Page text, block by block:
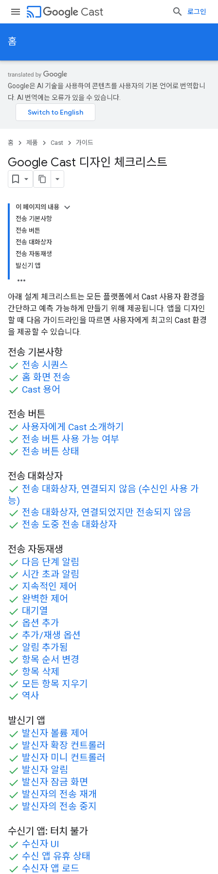
cast Cast 로그인
홈
Google은 AI 기술을 사용하여 콘텐츠를 사용자의 기본 언어로 번역합니
다. AI 번역에는 오류가 있을 수 있습니다.
홈 제품 Cast 가이드
Google Cast 디자인 체크리스트
이 페이지의 내용
전송 기본사항
전송 버튼
전송 대화상자
전송 자동재생
발신기 앱
아래 설계 체크리스트는 모든 플랫폼에서 Cast 사용자 환경을
간단하고 예측 가능하게 만들기 위해 제공됩니다. 앱을 디자인
할 때 다음 가이드라인을 따르면 사용자에게 최고의 Cast 환경
을 제공할 수 있습니다.
전송 기본사항
전송 시퀀스
홈 화면 전송
Cast 용어
전송 버튼
사용자에게 Cast 소개하기
전송 버튼 사용 가능 여부
전송 버튼 상태
전송 대화상자
전송 대화상자, 연결되지 않음 (수신인 사용 가
능)
전송 대화상자, 연결되었지만 전송되지 않음
전송 도중 전송 대화상자
전송 자동재생
다음 단계 알림
시간 초과 알림
지속적인 제어
완벽한 제어
대기열
옵션 추가
추가/재생 옵션
알림 추가됨
항목 순서 변경
항목 삭제
모든 항목 지우기
역사
발신기 앱
발신자 볼륨 제어
발신자 확장 컨트롤러
발신자 미니 컨트롤러
발신자 알림
발신자 잠금 화면
발신자의 전송 재개
발신자의 전송 중지
수신기 앱: 터치 불가
수신자 UI
수신 앱 유휴 상태
수신자 앱 로드